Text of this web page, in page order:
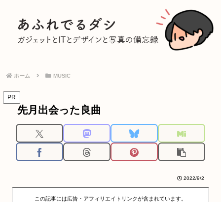
ホーム MUSIC
PR
先月出会った良曲
2022/9/2
この記事には広告・アフィリエイトリンクが含まれています。